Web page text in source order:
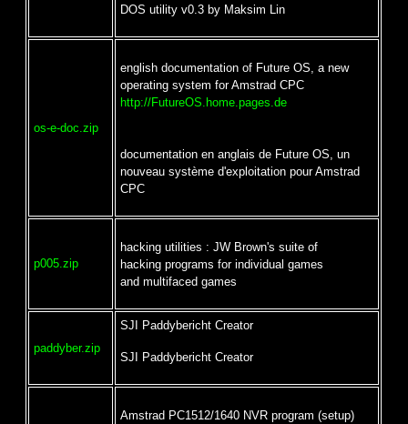
DOS utility v0.3 by Maksim Lin
os-e-doc.zip
english documentation of Future OS, a new
operating system for Amstrad CPC
http://FutureOS.home.pages.de
documentation en anglais de Future OS, un
nouveau système d'exploitation pour Amstrad
CPC
p005.zip
hacking utilities : JW Brown's suite of
hacking programs for individual games
and multifaced games
paddyber.zip
SJI Paddybericht Creator
SJI Paddybericht Creator
Amstrad PC1512/1640 NVR program (setup)